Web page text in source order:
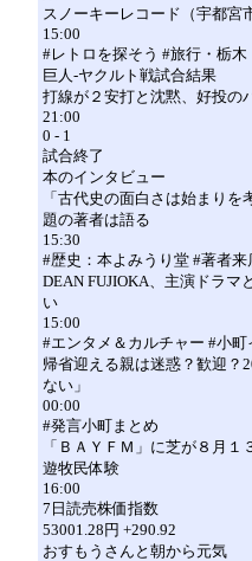
スノーキーレコード（宇都
15:00
#レトロを探そう #旅行・栃木
巨人-ヤクルト戦試合結果
打線が２安打と沈黙、好投の
21:00
0 - 1
試合終了
本のインタビュー
「古代史の面白さは始まり
題の著者は語る
15:30
#歴史：本よみうり堂 #著者来
DEAN FUJIOKA、主演ドラマ
い
15:00
#エンタメ＆カルチャー #小町
帰省迎える親は迷惑？歓迎？
ない」
00:00
#発言小町まとめ
「ＢＡＹＦＭ」に芝が８月
遊牧民体験
16:00
7日読売株価指数
53001.28円 +290.92
おすもうさんと朝から元気